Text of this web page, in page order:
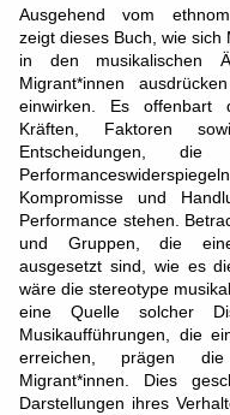
Ausgehend vom
zeigt dieses Buch, wie sich
in den musikalischen
Migrant*innen
einwirken. Es offenbart
Kräften, Faktoren
Entscheidungen,
Kompromisse und
Performance stehen.
und Gruppen, die
ausgesetzt sind, wie es
wäre die stereotype
eine Quelle solcher
Musikaufführungen, die
erreichen, prägen
Migrant*innen. Dies
Darstellungen ihres